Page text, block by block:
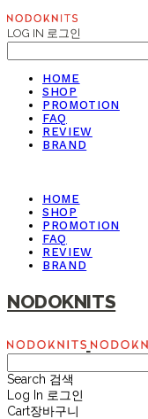
LOG IN 로그인
HOME
SHOP
PROMOTION
FAQ
REVIEW
BRAND
HOME
SHOP
PROMOTION
FAQ
REVIEW
BRAND
NODOKNITS
Search 검색
Log In 로그인
Cart장바구니